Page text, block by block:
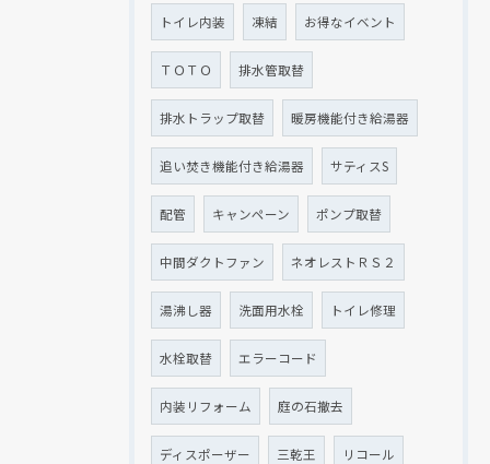
トイレ内装 凍結 お得なイベント
ＴＯＴＯ 排水管取替
排水トラップ取替 暖房機能付き給湯器
追い焚き機能付き給湯器 サティスS
配管 キャンペーン ポンプ取替
中間ダクトファン ネオレストＲＳ２
湯沸し器 洗面用水栓 トイレ修理
水栓取替 エラーコード
内装リフォーム 庭の石撤去
ディスポーザー 三乾王 リコール